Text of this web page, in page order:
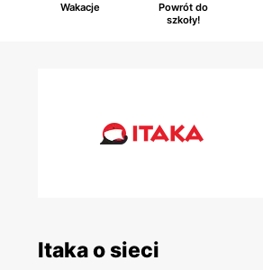
Wakacje
Powrót do
szkoły!
Itaka o sieci